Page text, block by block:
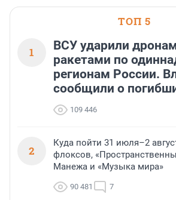
ТОП 5
1
ВСУ ударили
ракетами по
регионам России.
сообщили о
109 446
2
Куда пойти 31 июля–2
флоксов,
Манежа и «Музыка мира»
90 481 7